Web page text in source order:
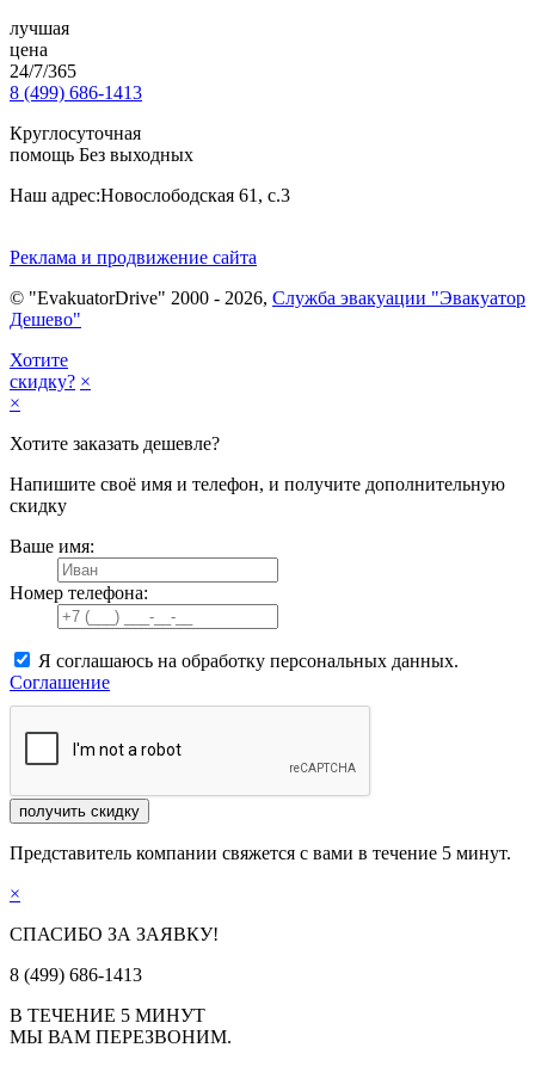
лучшая
цена
24/7/365
8 (499) 686-1413
Круглосуточная
помощь Без выходных
Наш адрес:Новослободская 61, с.3
Реклама и продвижение сайта
© "EvakuatorDrive" 2000 - 2026, Служба эвакуации "Эвакуатор
Дешево"
Хотите
скидку? ×
×
Хотите заказать дешевле?
Напишите своё имя и телефон, и получите дополнительную
скидку
Ваше имя:
Номер телефона:
Я соглашаюсь на обработку персональных данных.
Соглашение
получить скидку
Представитель компании свяжется с вами в течение 5 минут.
×
СПАСИБО ЗА ЗАЯВКУ!
8 (499) 686-1413
В ТЕЧЕНИЕ 5 МИНУТ
МЫ ВАМ ПЕРЕЗВОНИМ.